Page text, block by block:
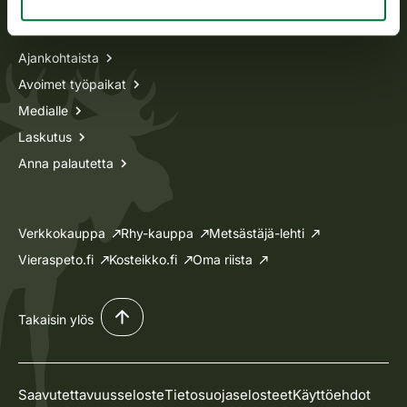
Tietoa meistä
Ajankohtaista
Avoimet työpaikat
Medialle
Laskutus
Anna palautetta
Verkkokauppa Rhy-kauppa
Metsästäjä-lehti
Vieraspeto.fi
Kosteikko.fi Oma riista
Takaisin ylös
SaavutettavuusselosteTietosuojaselosteetKäyttöehdot